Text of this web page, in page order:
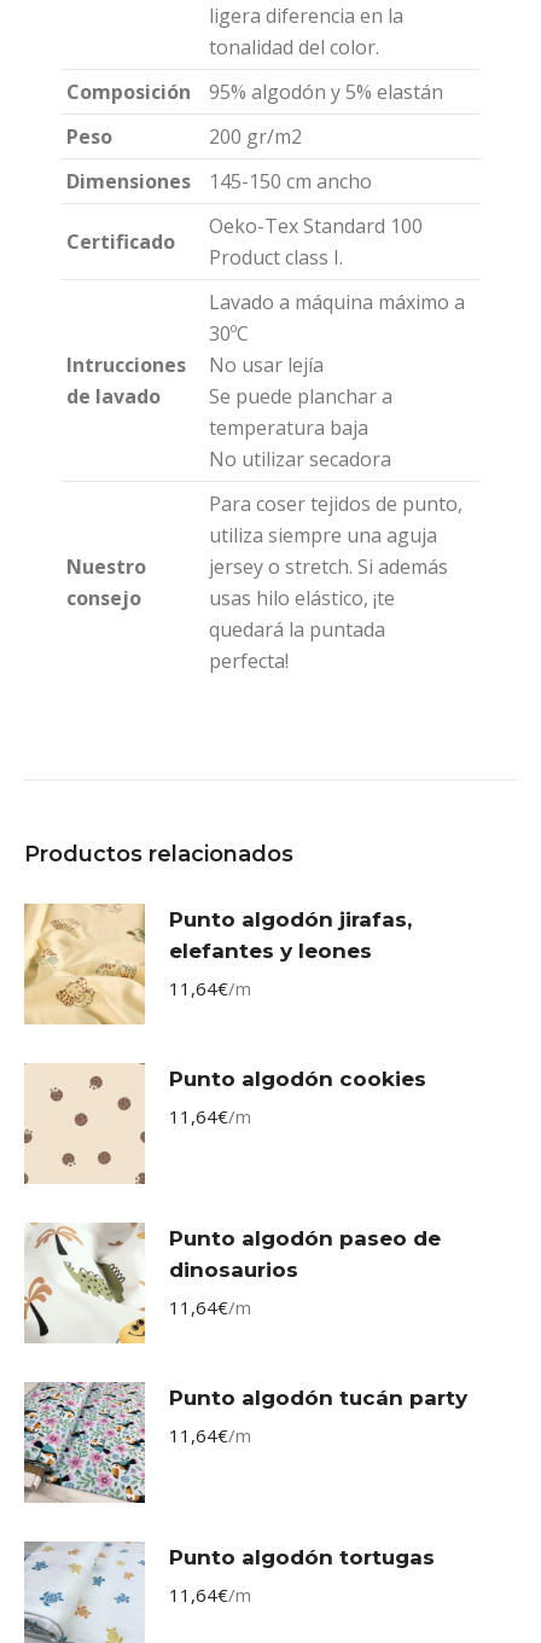
ligera diferencia en la
tonalidad del color.
Composición
95% algodón y 5% elastán
Peso
200 gr/m2
Dimensiones
145-150 cm ancho
Certificado
Oeko-Tex Standard 100
Product class I.
Intrucciones
de lavado
Lavado a máquina máximo a
30ºC
No usar lejía
Se puede planchar a
temperatura baja
No utilizar secadora
Nuestro
consejo
Para coser tejidos de punto,
utiliza siempre una aguja
jersey o stretch. Si además
usas hilo elástico, ¡te
quedará la puntada
perfecta!
Productos relacionados
Punto algodón jirafas,
elefantes y leones
11,64€/m
Punto algodón cookies
11,64€/m
Punto algodón paseo de
dinosaurios
11,64€/m
Punto algodón tucán party
11,64€/m
Punto algodón tortugas
11,64€/m